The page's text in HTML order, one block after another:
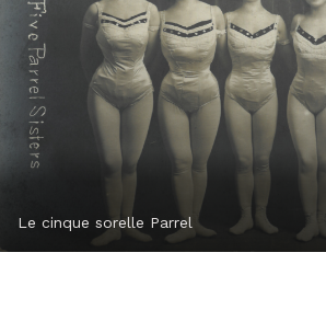
Le cinque sorelle Parrel